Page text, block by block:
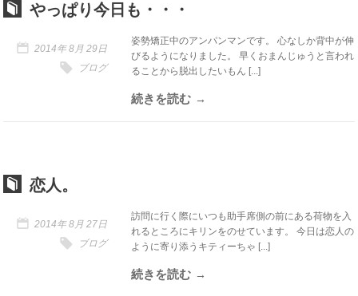
やっぱり今日も・・・
2014年 8月 29日
ブログ
姿勢矯正中のアンパンマンです。 心なしか背中が伸
びるようになりました。 早くおまんじゅうと言われ
ることから脱出したいもん [...]
続きを読む
恋人。
2014年 8月 27日
ブログ
訪問に行く際にいつも助手席側の前にある荷物を入
れるところにキリンをのせています。 今日は恋人の
ように寄り添うキティーちゃ [...]
続きを読む